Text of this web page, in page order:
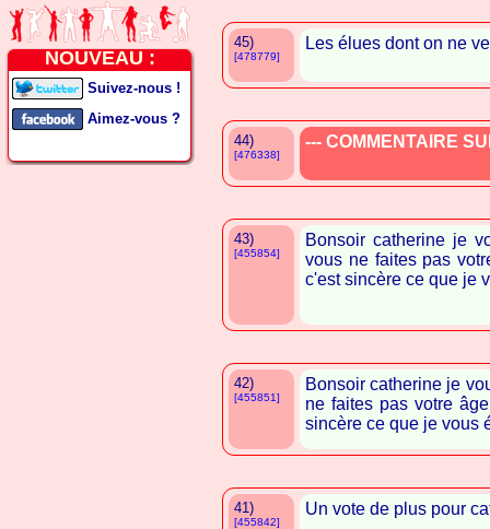
NOUVEAU :
Suivez-nous !
Aimez-vous ?
45)
[478779]
Les élues dont on ne
44)
[476338]
--- COMMENTAIRE
43)
[455854]
Bonsoir catherine je
vous ne faites pas
c'est sincère ce que je
42)
[455851]
Bonsoir catherine je
ne faites pas votre
sincère ce que je vous
41)
[455842]
Un vote de plus pour